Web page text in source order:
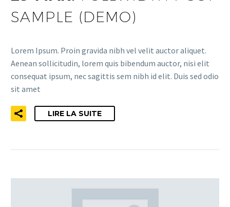
SAMPLE (DEMO)
Lorem Ipsum. Proin gravida nibh vel velit auctor aliquet.
Aenean sollicitudin, lorem quis bibendum auctor, nisi elit
consequat ipsum, nec sagittis sem nibh id elit. Duis sed odio
sit amet
LIRE LA SUITE